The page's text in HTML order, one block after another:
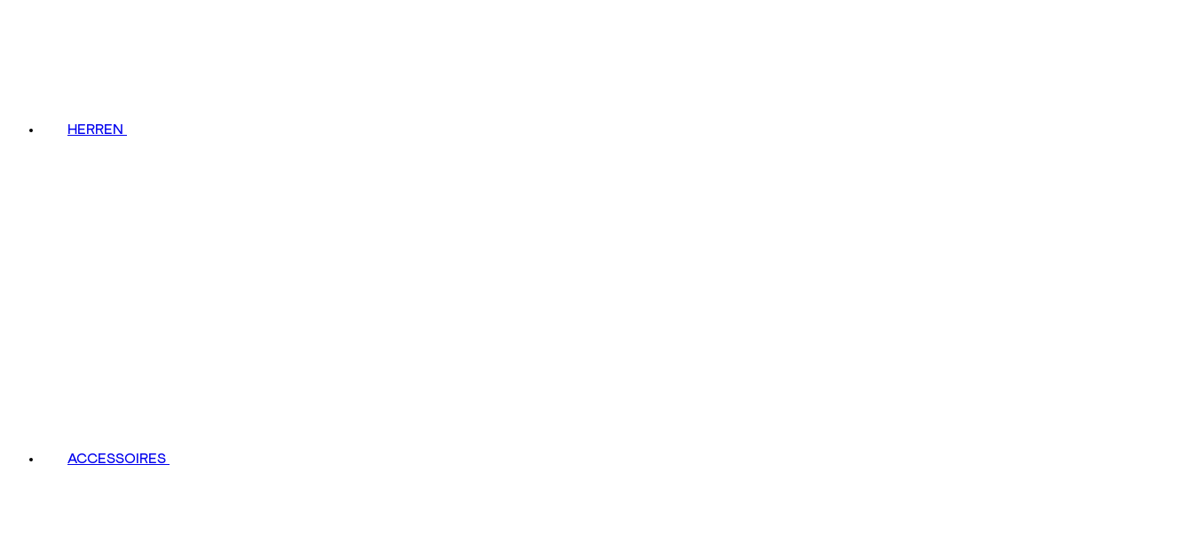
HERREN
ACCESSOIRES